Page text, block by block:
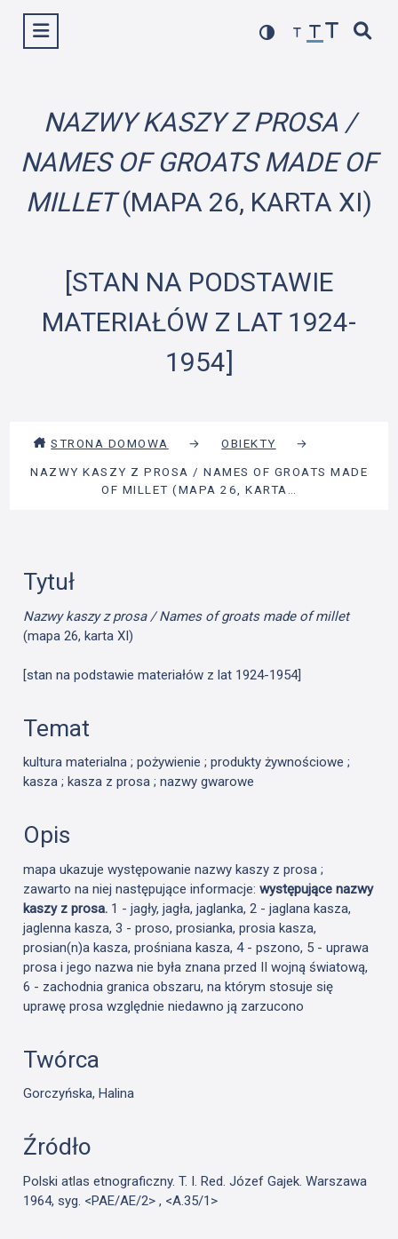
Wyświetl menu
NAZWY KASZY Z PROSA /
NAMES OF GROATS MADE OF
MILLET(MAPA 26, KARTA XI)
[STAN NA PODSTAWIE
MATERIAŁÓW Z LAT 1924-
1954]
STRONA DOMOWA → OBIEKTY
→
NAZWY KASZY Z PROSA / NAMES OF GROATS MADE
OF MILLET (MAPA 26, KARTA…
Tytuł
Nazwy kaszy z prosa / Names of groats made of millet
(mapa 26, karta XI)
[stan na podstawie materiałów z lat 1924-1954]
Temat
kultura materialna ; pożywienie ; produkty żywnościowe ;
kasza ; kasza z prosa ; nazwy gwarowe
Opis
mapa ukazuje występowanie nazwy kaszy z prosa ;
zawarto na niej następujące informacje:występujące nazwy
kaszy z prosa. 1 - jagły, jagła, jaglanka, 2 - jaglana kasza,
jaglenna kasza, 3 - proso, prosianka, prosia kasza,
prosian(n)a kasza, prośniana kasza, 4 - pszono, 5 - uprawa
prosa i jego nazwa nie była znana przed II wojną światową,
6 - zachodnia granica obszaru, na którym stosuje się
uprawę prosa względnie niedawno ją zarzucono
Twórca
Gorczyńska, Halina
Źródło
Polski atlas etnograficzny. T. I. Red. Józef Gajek. Warszawa
1964, syg. <PAE/AE/2> , <A.35/1>